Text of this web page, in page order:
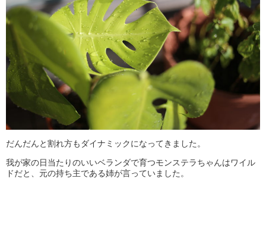
だんだんと割れ方もダイナミックになってきました。
我が家の日当たりのいいベランダで育つモンステラちゃんはワイル
ドだと、元の持ち主である姉が言っていました。